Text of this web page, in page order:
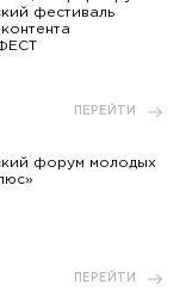
фестиваль
ПЕРЕЙТИ
форум молодых
ПЕРЕЙТИ